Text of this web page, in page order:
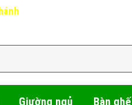
Giường ngủ Bàn